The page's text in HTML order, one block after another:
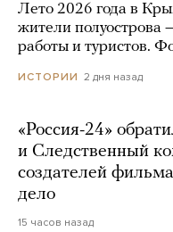
Лето 2026 года в
жители полуострова
работы и туристов.
ИСТОРИИ 2 дня назад
«Россия-24»
и Следственный
создателей
дело
15 часов назад